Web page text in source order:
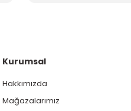
Kurumsal
Hakkımızda
Mağazalarımız